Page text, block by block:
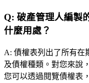
Q: 破產管理人編製
什麼用處？
A: 債權表列出了所有在
及債權種類。對您來說
您可以透過閱覽債權表